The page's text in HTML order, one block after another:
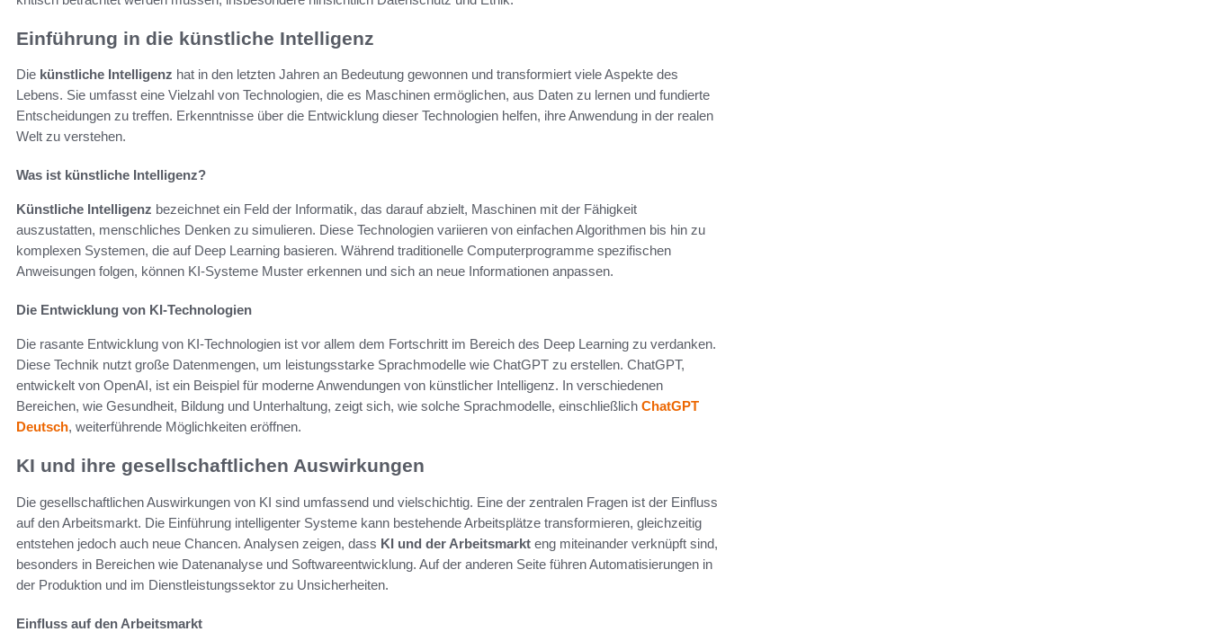
Einführung in die künstliche Intelligenz
Die künstliche Intelligenz hat in den letzten Jahren an Bedeutung gewonnen und transformiert viele Aspekte des
Lebens. Sie umfasst eine Vielzahl von Technologien, die es Maschinen ermöglichen, aus Daten zu lernen und fundierte
Entscheidungen zu treffen. Erkenntnisse über die Entwicklung dieser Technologien helfen, ihre Anwendung in der realen
Welt zu verstehen.
Was ist künstliche Intelligenz?
Künstliche Intelligenz bezeichnet ein Feld der Informatik, das darauf abzielt, Maschinen mit der Fähigkeit
auszustatten, menschliches Denken zu simulieren. Diese Technologien variieren von einfachen Algorithmen bis hin zu
komplexen Systemen, die auf Deep Learning basieren. Während traditionelle Computerprogramme spezifischen
Anweisungen folgen, können KI-Systeme Muster erkennen und sich an neue Informationen anpassen.
Die Entwicklung von KI-Technologien
Die rasante Entwicklung von KI-Technologien ist vor allem dem Fortschritt im Bereich des Deep Learning zu verdanken.
Diese Technik nutzt große Datenmengen, um leistungsstarke Sprachmodelle wie ChatGPT zu erstellen. ChatGPT,
entwickelt von OpenAI, ist ein Beispiel für moderne Anwendungen von künstlicher Intelligenz. In verschiedenen
Bereichen, wie Gesundheit, Bildung und Unterhaltung, zeigt sich, wie solche Sprachmodelle, einschließlich ChatGPT
Deutsch, weiterführende Möglichkeiten eröffnen.
KI und ihre gesellschaftlichen Auswirkungen
Die gesellschaftlichen Auswirkungen von KI sind umfassend und vielschichtig. Eine der zentralen Fragen ist der Einfluss
auf den Arbeitsmarkt. Die Einführung intelligenter Systeme kann bestehende Arbeitsplätze transformieren, gleichzeitig
entstehen jedoch auch neue Chancen. Analysen zeigen, dass KI und der Arbeitsmarkt eng miteinander verknüpft sind,
besonders in Bereichen wie Datenanalyse und Softwareentwicklung. Auf der anderen Seite führen Automatisierungen in
der Produktion und im Dienstleistungssektor zu Unsicherheiten.
Einfluss auf den Arbeitsmarkt